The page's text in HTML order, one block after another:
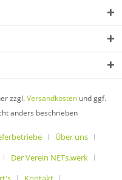
zzgl.Versandkosten und ggf.
anders beschrieben
Über uns
Der Verein NETs.werk